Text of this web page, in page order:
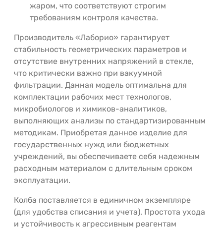
жаром, что соответствуют строгим
требованиям контроля качества.
Производитель «Лаборио» гарантирует
стабильность геометрических параметров и
отсутствие внутренних напряжений в стекле,
что критически важно при вакуумной
фильтрации. Данная модель оптимальна для
комплектации рабочих мест технологов,
микробиологов и химиков-аналитиков,
выполняющих анализы по стандартизированным
методикам. Приобретая данное изделие для
государственных нужд или бюджетных
учреждений, вы обеспечиваете себя надежным
расходным материалом с длительным сроком
эксплуатации.
Колба поставляется в единичном экземпляре
(для удобства списания и учета). Простота ухода
и устойчивость к агрессивным реагентам